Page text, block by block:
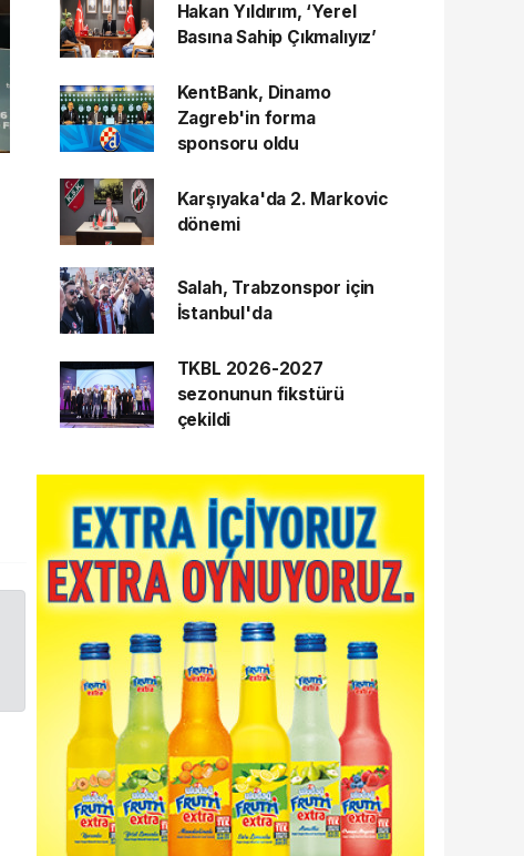
Hakan Yıldırım, ‘Yerel
Basına Sahip Çıkmalıyız’
KentBank, Dinamo
Zagreb'in forma
sponsoru oldu
Karşıyaka'da 2. Markovic
dönemi
Salah, Trabzonspor için
İstanbul'da
TKBL 2026-2027
sezonunun fikstürü
çekildi